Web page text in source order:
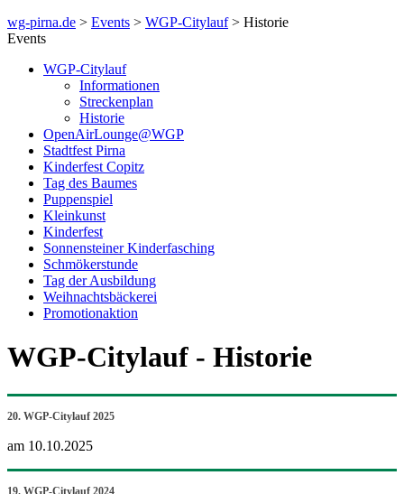
wg-pirna.de > Events > WGP-Citylauf> Historie
Events
WGP-Citylauf
Informationen
Streckenplan
Historie
OpenAirLounge@WGP
Stadtfest Pirna
Kinderfest Copitz
Tag des Baumes
Puppenspiel
Kleinkunst
Kinderfest
Sonnensteiner Kinderfasching
Schmökerstunde
Tag der Ausbildung
Weihnachtsbäckerei
Promotionaktion
WGP-Citylauf - Historie
20. WGP-Citylauf 2025
am 10.10.2025
19. WGP-Citylauf 2024